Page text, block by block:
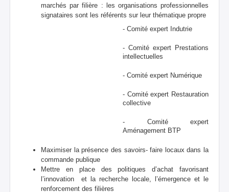
marchés par filière : les organisations professionnelles
signataires sont les référents sur leur thématique propre
- Comité expert Indutrie
- Comité expert Prestations
intellectuelles
- Comité expert Numérique
- Comité expert Restauration
collective
- Comité expert
Aménagement BTP
Maximiser la présence des savoirs- faire locaux dans la
commande publique
Mettre en place des politiques d’achat favorisant
l’innovation et la recherche locale, l’émergence et le
renforcement des filières